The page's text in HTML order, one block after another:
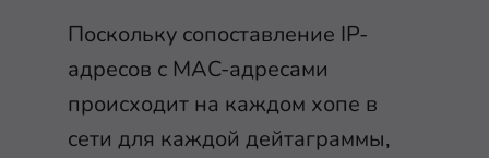
Поскольку сопоставление IP-
адресов с MAC-адресами
происходит на каждом хопе в
сети для каждой дейтаграммы,